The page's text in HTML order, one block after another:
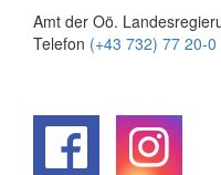
Amt der Oö.
Telefon (+43 732) 77 20-0